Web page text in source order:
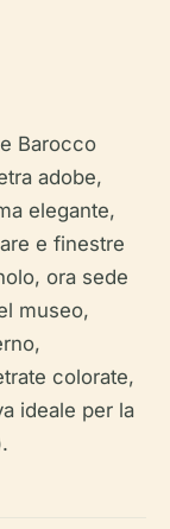
Barocco
adobe,
elegante,
e finestre
ora sede
museo,
colorate,
ideale per la